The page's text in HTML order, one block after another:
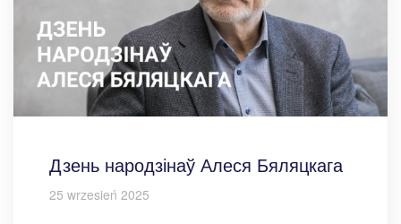
Дзень народзінаў Алеся Бяляцкага
25 wrzesień 2025